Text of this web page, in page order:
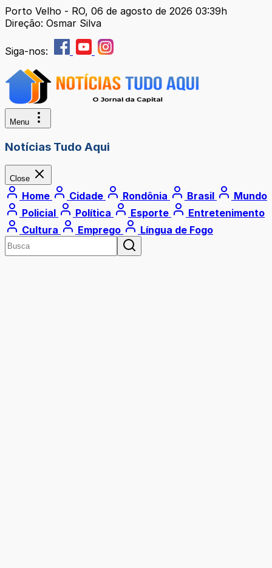
Porto Velho - RO, 06 de agosto de 2026 03:39h
Direção: Osmar Silva
Siga-nos:
Menu
Notícias Tudo Aqui
Close
Home Cidade Rondônia Brasil
Mundo
Policial
Política Esporte
Entretenimento
Cultura
Emprego Língua de Fogo